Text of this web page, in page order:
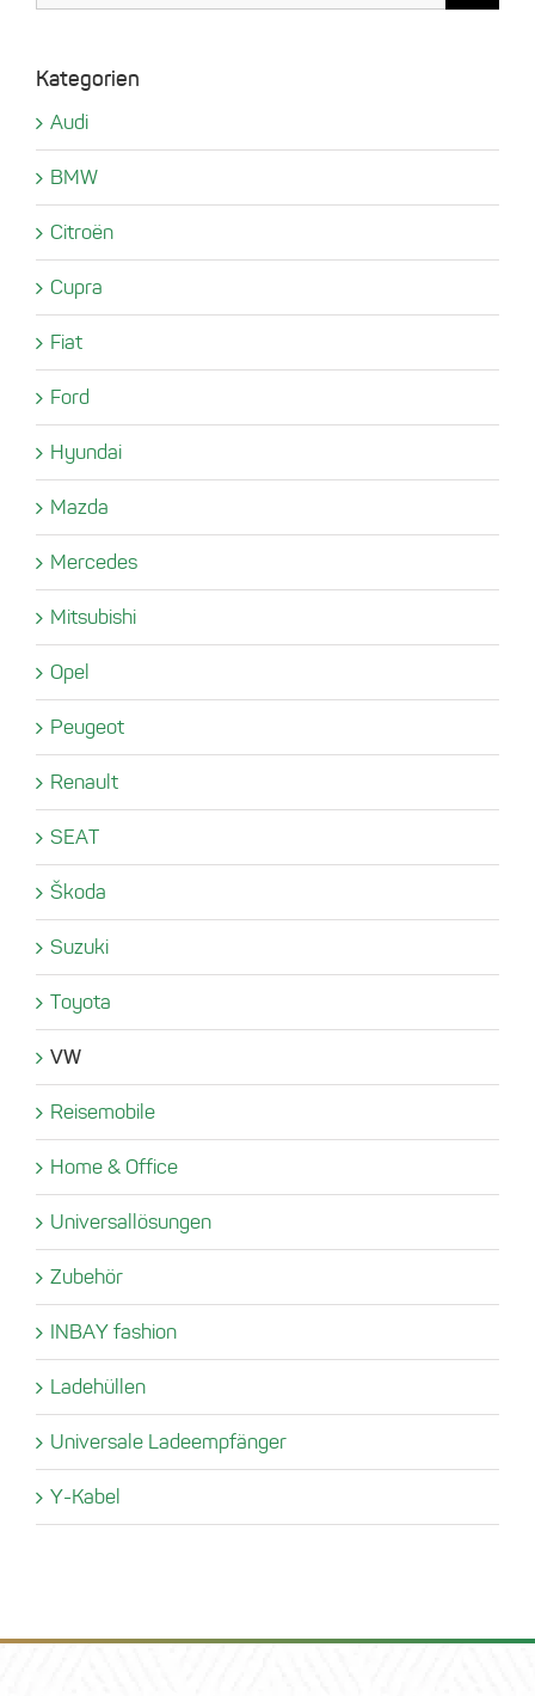
Kategorien
Audi
BMW
Citroën
Cupra
Fiat
Ford
Hyundai
Mazda
Mercedes
Mitsubishi
Opel
Peugeot
Renault
SEAT
Škoda
Suzuki
Toyota
VW
Reisemobile
Home & Office
Universallösungen
Zubehör
INBAY fashion
Ladehüllen
Universale Ladeempfänger
Y-Kabel